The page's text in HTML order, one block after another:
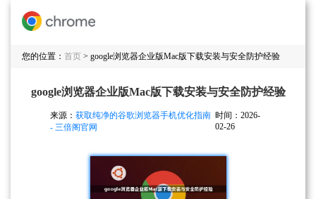
您的位置： 首页 > google浏览器企业版Mac版下载安装与安全防护经验
google浏览器企业版Mac版下载安装与安全防护经验
来源： 获取纯净的谷歌浏览器手机优化指南
- 三倍阁官网
时间：2026-
02-26